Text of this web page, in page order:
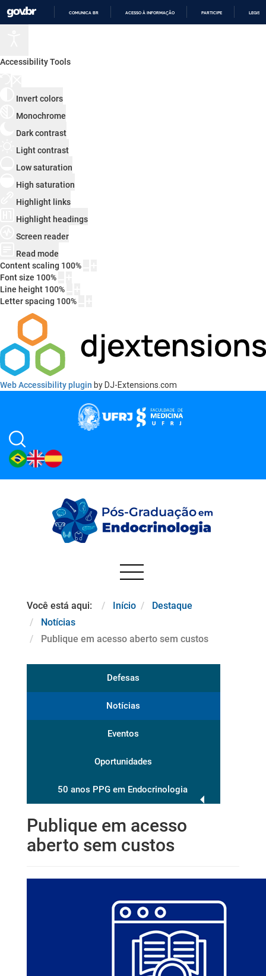
COMUNICA BR ACESSO À INFORMAÇÃO PARTICIPE
Accessibility Tools
Invert colors
Monochrome
Dark contrast
Light contrast
Low saturation
High saturation
Highlight links
Highlight headings
Screen reader
Read mode
Content scaling 100%
Font size 100%
Line height 100%
Letter spacing 100%
Web Accessibility plugin by DJ-Extensions.com
Você está aqui: Início
Destaque
Notícias
Publique em acesso aberto sem custos
Defesas
Notícias
Eventos
Oportunidades
50 anos PPG em Endocrinologia
Publique em acesso
aberto sem custos